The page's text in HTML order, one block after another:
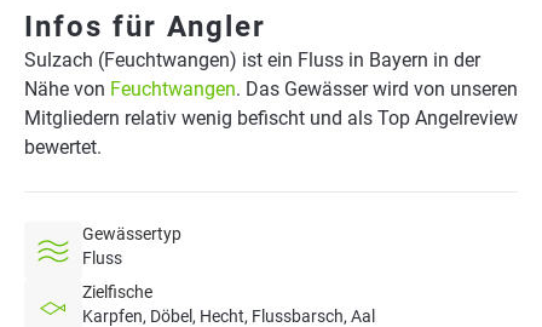
Infos für Angler
Sulzach (Feuchtwangen) ist ein Fluss in Bayern in der
Nähe von Feuchtwangen. Das Gewässer wird von unseren
Mitgliedern relativ wenig befischt und als Top Angelreview
bewertet.
Gewässertyp
Fluss
Zielfische
Karpfen, Döbel, Hecht, Flussbarsch, Aal